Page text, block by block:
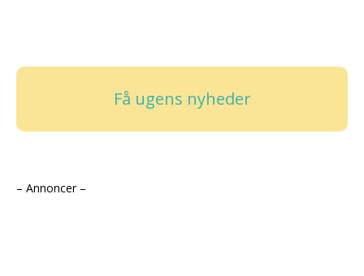
Få ugens nyheder
– Annoncer –